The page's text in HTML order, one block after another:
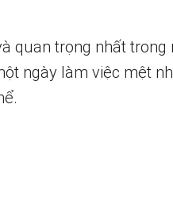
quan trọng nhất trong
ngày làm việc mệt